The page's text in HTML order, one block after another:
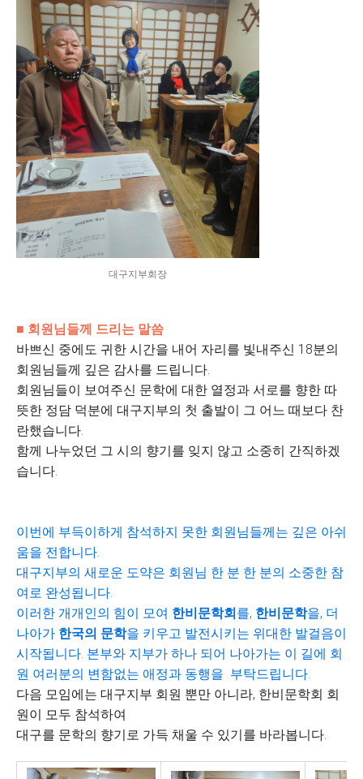
대구지부회장
■ 회원님들께 드리는 말씀
바쁘신 중에도 귀한 시간을 내어 자리를 빛내주신 18분의
회원님들께 깊은 감사를 드립니다.
회원님들이 보여주신 문학에 대한 열정과 서로를 향한 따
뜻한 정담 덕분에 대구지부의 첫 출발이 그 어느 때보다 찬
란했습니다.
함께 나누었던 그 시의 향기를 잊지 않고 소중히 간직하겠
습니다.
이번에 부득이하게 참석하지 못한 회원님들께는 깊은 아쉬
움을 전합니다.
대구지부의 새로운 도약은 회원님 한 분 한 분의 소중한 참
여로 완성됩니다.
이러한 개개인의 힘이 모여 한비문학회를, 한비문학을, 더
나아가 한국의 문학을 키우고 발전시키는 위대한 발걸음이
시작됩니다. 본부와 지부가 하나 되어 나아가는 이 길에 회
원 여러분의 변함없는 애정과 동행을 부탁드립니다.
다음 모임에는 대구지부 회원 뿐만 아니라, 한비문학회 회
원이 모두 참석하여
대구를 문학의 향기로 가득 채울 수 있기를 바라봅니다.